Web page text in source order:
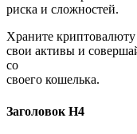
риска и сложностей.
Храните
свои активы и
со
своего кошелька.
Заголовок Н4